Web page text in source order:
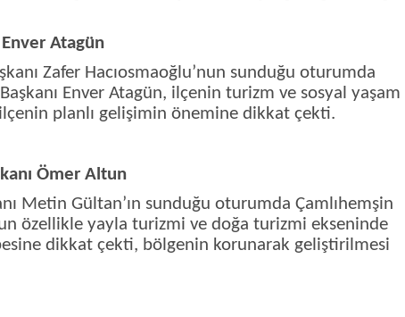
Atagün
Zafer Hacıosmaoğlu’nun sunduğu oturumda
Enver Atagün, ilçenin turizm ve sosyal yaşam
planlı gelişimin önemine dikkat çekti.
Ömer Altun
Metin Gültan’ın sunduğu oturumda Çamlıhemşin
özellikle yayla turizmi ve doğa turizmi ekseninde
dikkat çekti, bölgenin korunarak geliştirilmesi